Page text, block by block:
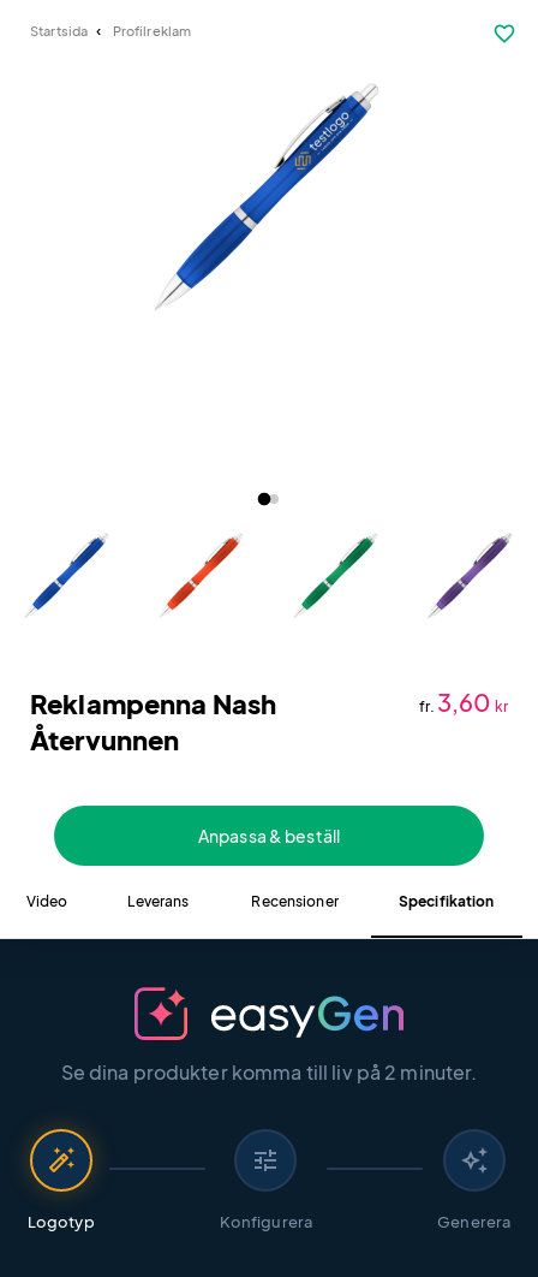
Startsida Profilreklam favorite_border
Reklampenna Nash
Återvunnen
fr. 3,60 kr
Anpassa & beställ
Video Leverans Recensioner Specifikation
Se dina produkter komma till liv på 2 minuter.
auto_fix_high
Logotyp
tune
Konfigurera
auto_awesome
Generera